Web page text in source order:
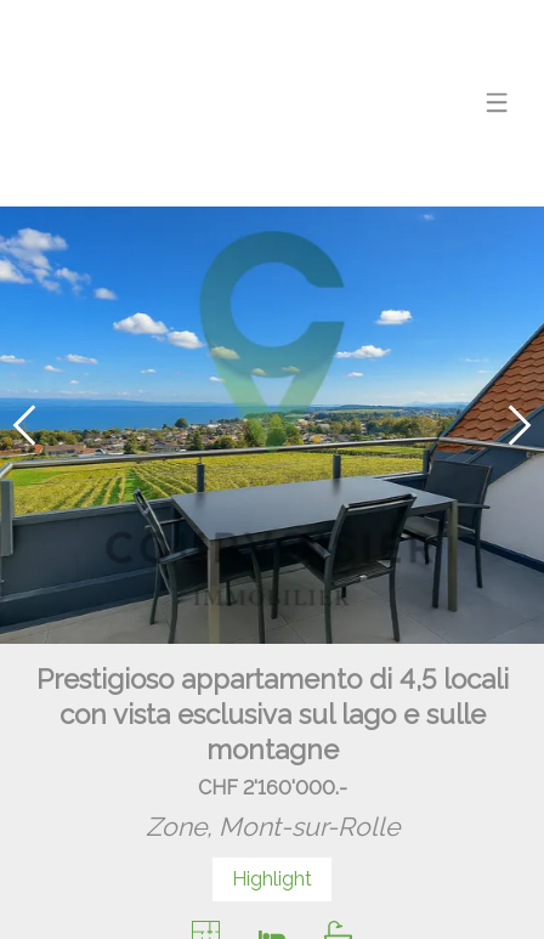
Prestigioso appartamento di 4,5 locali
con vista esclusiva sul lago e sulle
montagne
CHF 2'160'000.-
Zone, Mont-sur-Rolle
Highlight